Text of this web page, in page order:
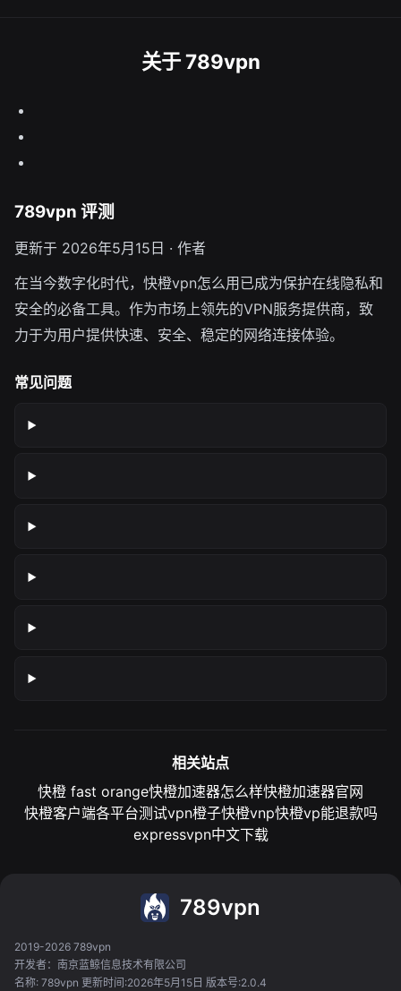
关于 789vpn
789vpn 评测
更新于 2026年5月15日 · 作者
在当今数字化时代，快橙vpn怎么用已成为保护在线隐私和
安全的必备工具。作为市场上领先的VPN服务提供商，致
力于为用户提供快速、安全、稳定的网络连接体验。
常见问题
相关站点
快橙 fast orange快橙加速器怎么样快橙加速器官网
快橙客户端各平台测试vpn橙子快橙vnp快橙vp能退款吗
expressvpn中文下载
789vpn
2019-2026 789vpn
开发者：南京蓝鲸信息技术有限公司
名称: 789vpn 更新时间:2026年5月15日 版本号:2.0.4